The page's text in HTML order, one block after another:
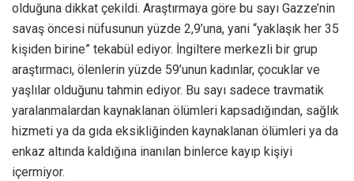
olduğuna dikkat çekildi. Araştırmaya göre bu sayı Gazze’nin
savaş öncesi nüfusunun yüzde 2,9’una, yani “yaklaşık her 35
kişiden birine” tekabül ediyor. İngiltere merkezli bir grup
araştırmacı, ölenlerin yüzde 59’unun kadınlar, çocuklar ve
yaşlılar olduğunu tahmin ediyor. Bu sayı sadece travmatik
yaralanmalardan kaynaklanan ölümleri kapsadığından, sağlık
hizmeti ya da gıda eksikliğinden kaynaklanan ölümleri ya da
enkaz altında kaldığına inanılan binlerce kayıp kişiyi
içermiyor.